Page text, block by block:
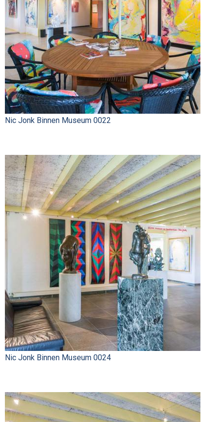
Nic Jonk Binnen Museum 0022
Nic Jonk Binnen Museum 0024